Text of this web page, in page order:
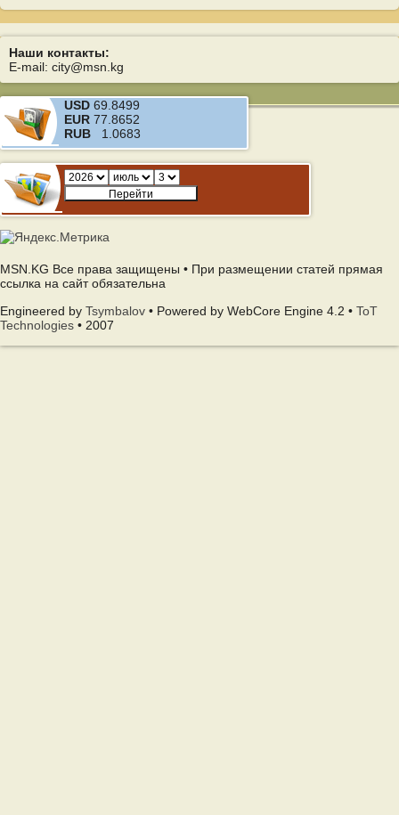
Наши контакты:
E-mail: city@msn.kg
USD 69.8499
EUR 77.8652
RUB 1.0683
MSN.KG Все права защищены • При размещении статей прямая
ссылка на сайт обязательна
Engineered by Tsymbalov • Powered by WebCore Engine 4.2 • ToT
Technologies • 2007